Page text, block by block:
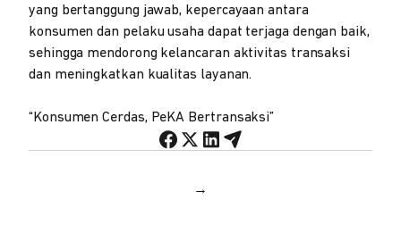
yang bertanggung jawab, kepercayaan antara
konsumen dan pelaku usaha dapat terjaga dengan baik,
sehingga mendorong kelancaran aktivitas transaksi
dan meningkatkan kualitas layanan.
“Konsumen Cerdas, PeKA Bertransaksi”
→